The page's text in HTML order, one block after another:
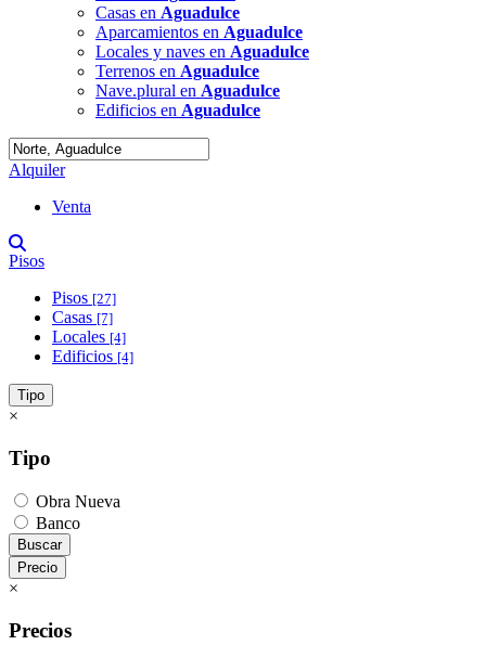
Casas en Aguadulce
Aparcamientos en Aguadulce
Locales y naves en Aguadulce
Terrenos en Aguadulce
Nave.plural en Aguadulce
Edificios en Aguadulce
Alquiler
Venta
Pisos
Pisos [27]
Casas [7]
Locales [4]
Edificios [4]
Tipo
×
Tipo
Obra Nueva
Banco
Buscar
Precio
×
Precios